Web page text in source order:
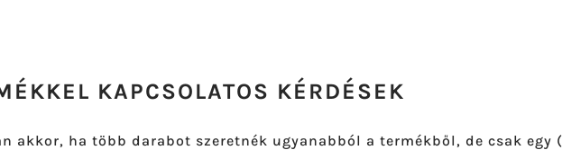
KAPCSOLATOS KÉRDÉSEK
akkor, ha több darabot szeretnék ugyanabból a termékből, de csak egy